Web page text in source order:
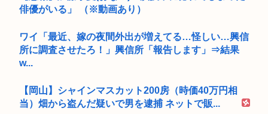
俳優がいる」 （※動画あり）
ワイ「最近、嫁の夜間外出が増えてる…怪しい…興信
所に調査させたろ！」興信所「報告します」⇒結果
w...
【岡山】シャインマスカット200房（時価40万円相
当）畑から盗んだ疑いで男を逮捕 ネットで販...